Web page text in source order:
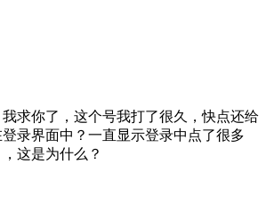
求你了，这个号我打了很久，快点还给
录界面中？一直显示登录中点了很多
这是为什么？